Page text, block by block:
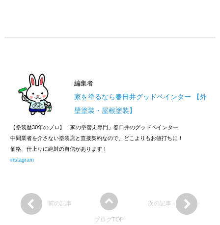
編集者
家を塗るなら春日井グッドペインター 【外
壁塗装・屋根塗装】
【塗装歴30年のプロ】「家の塗替え専門」春日井のグッドペインター
中間業者を介さない塗装店と直接契約なので、どこよりもお値打ちに！
価格、仕上りに絶対の自信があります！
instagram
前の記事
ブログTOP
次の記事